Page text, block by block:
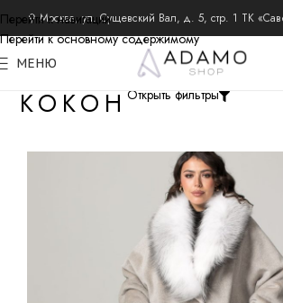
Перейти к навигации
Перейти к основному содержимому
⚲ Москва, ул. Сущевский Вал, д. 5, стр. 1 ТК
МЕНЮ
КОКОНОткрыть фильтры